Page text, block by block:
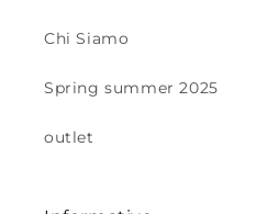
Chi Siamo
Spring summer 2025
outlet